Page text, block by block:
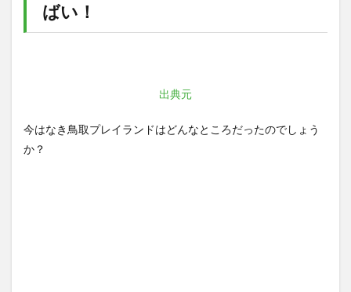
ばい！
出典元
今はなき鳥取プレイランドはどんなところだったのでしょう
か？